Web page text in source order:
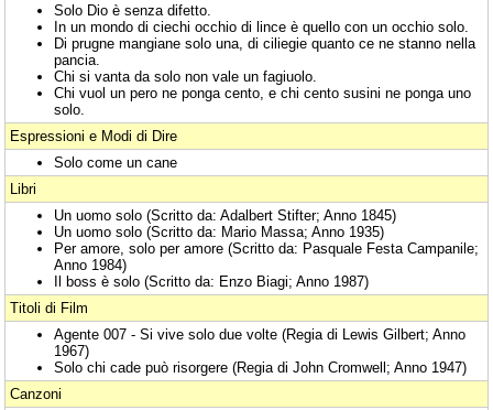
Solo Dio è senza difetto.
In un mondo di ciechi occhio di lince è quello con un occhio solo.
Di prugne mangiane solo una, di ciliegie quanto ce ne stanno nella
pancia.
Chi si vanta da solo non vale un fagiuolo.
Chi vuol un pero ne ponga cento, e chi cento susini ne ponga uno
solo.
Espressioni e Modi di Dire
Solo come un cane
Libri
Un uomo solo (Scritto da: Adalbert Stifter; Anno 1845)
Un uomo solo (Scritto da: Mario Massa; Anno 1935)
Per amore, solo per amore (Scritto da: Pasquale Festa Campanile;
Anno 1984)
Il boss è solo (Scritto da: Enzo Biagi; Anno 1987)
Titoli di Film
Agente 007 - Si vive solo due volte (Regia di Lewis Gilbert; Anno
1967)
Solo chi cade può risorgere (Regia di John Cromwell; Anno 1947)
Canzoni